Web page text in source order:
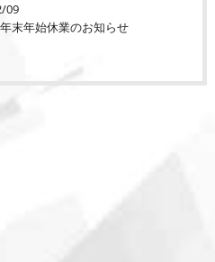
09
年末年始休業のお知らせ